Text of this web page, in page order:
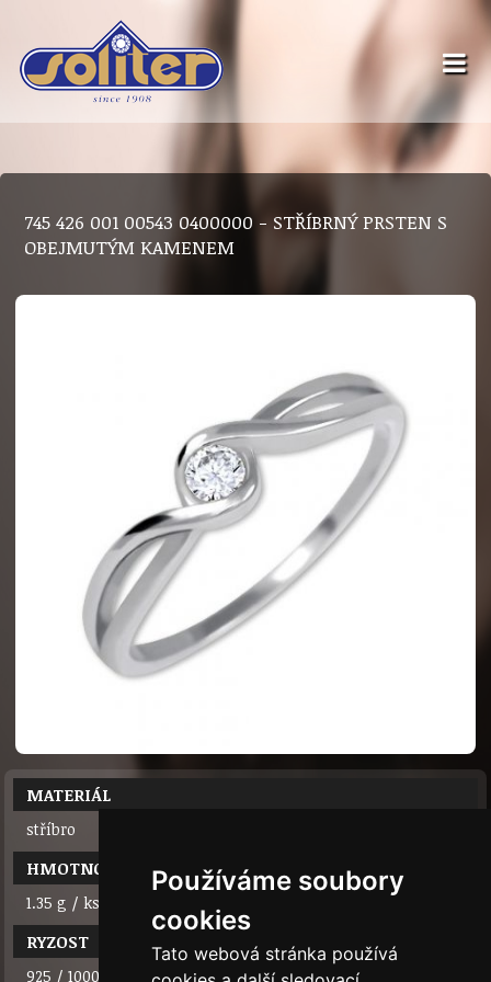
Používáme soubory
cookies
Tato webová stránka používá
745 426 001 00543 0400000 - STŘÍBRNÝ PRSTEN S
OBEJMUTÝM KAMENEM
MATERIÁL
stříbro
HMOTNOST
1.35 g / ks
RYZOST
925 / 1000